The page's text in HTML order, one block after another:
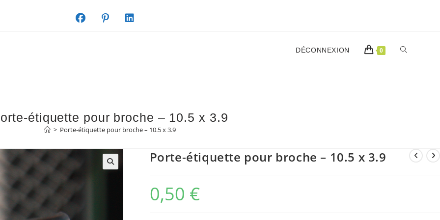
DÉCONNEXION 0 TOGGLE
étiquette pour broche – 10.5 x 3.9
> Porte-étiquette pour broche – 10.5 x 3.9
Porte-étiquette pour broche – 10.5 x 3.9
0,50 €